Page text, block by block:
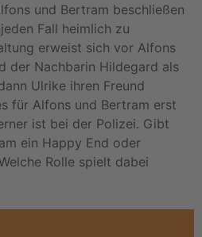
und Bertram beschließen
Fall heimlich zu
erweist sich vor Alfons
der Nachbarin Hildegard als
Ulrike ihren Freund
für Alfons und Bertram erst
ist bei der Polizei. Gibt
ein Happy End oder
Rolle spielt dabei